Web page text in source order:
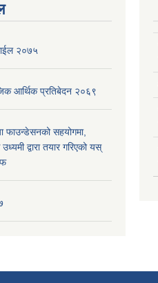
२०७५
आर्थिक प्रतिबेदन २०६९
फाउन्डेसनको सहयोगमा,
द्वारा तयार गरिएको यस्